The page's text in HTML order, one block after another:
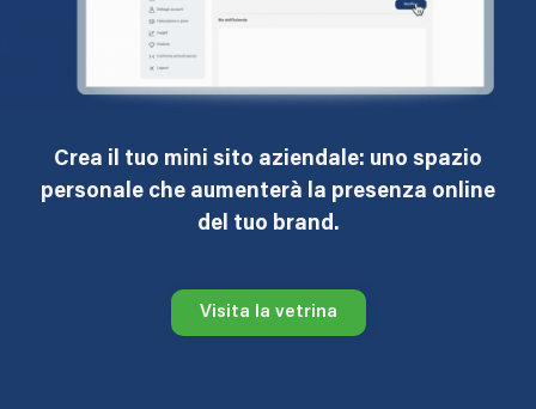
Crea il tuo mini sito aziendale: uno spazio
personale che aumenterà la presenza online
del tuo brand.
Visita la vetrina